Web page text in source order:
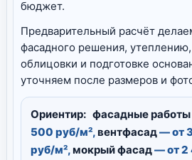
бюджет.
Предварительный расчёт
фасадного решения,
облицовки и подготовке
уточняем после размеров и
Ориентир: фасадные работы
500 руб/м²,вентфасад— от
руб/м²,мокрый фасад— от 2